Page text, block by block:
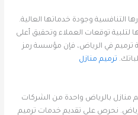
التنافسية وجودة خدماتها العالية.
لتلبية توقعات العملاء وتحقيق أعلى
في الرياض، فإن مؤسسة رمز
ترميم منازل
منازل بالرياض واحدة من الشركات
نحرص على تقديم خدمات ترميم